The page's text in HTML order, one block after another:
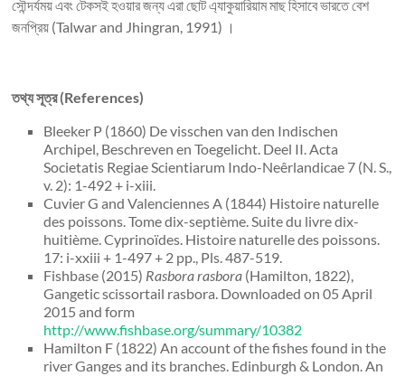
সৌন্দর্যময় এবং টেকসই হওয়ার জন্য এরা ছোট এ্যাকুয়ারিয়াম মাছ হিসাবে ভারতে বেশ
জনপ্রিয় (Talwar and Jhingran, 1991) ।
তথ্য সূত্র (References)
Bleeker P (1860) De visschen van den Indischen
Archipel, Beschreven en Toegelicht. Deel II. Acta
Societatis Regiae Scientiarum Indo-Neêrlandicae 7 (N. S.,
v. 2): 1-492 + i-xiii.
Cuvier G and Valenciennes A (1844) Histoire naturelle
des poissons. Tome dix-septième. Suite du livre dix-
huitième. Cyprinoïdes. Histoire naturelle des poissons.
17: i-xxiii + 1-497 + 2 pp., Pls. 487-519.
Fishbase (2015) Rasbora rasbora (Hamilton, 1822),
Gangetic scissortail rasbora. Downloaded on 05 April
2015 and form
http://www.fishbase.org/summary/10382
Hamilton F (1822) An account of the fishes found in the
river Ganges and its branches. Edinburgh & London. An